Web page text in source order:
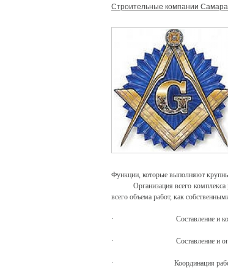
Строительные компании Самара
Функции, которые выполняют
Организация всего комплекса
всего объема работ, как
· Составление и контроль
· Составление и оптимизация
· Координация работ